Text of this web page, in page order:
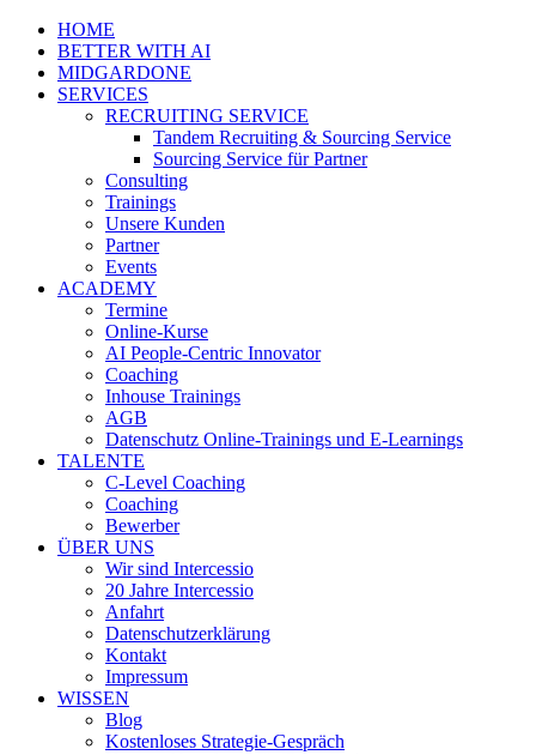
HOME
BETTER WITH AI
MIDGARDONE
SERVICES
RECRUITING SERVICE
Tandem Recruiting & Sourcing Service
Sourcing Service für Partner
Consulting
Trainings
Unsere Kunden
Partner
Events
ACADEMY
Termine
Online-Kurse
AI People-Centric Innovator
Coaching
Inhouse Trainings
AGB
Datenschutz Online-Trainings und E-Learnings
TALENTE
C-Level Coaching
Coaching
Bewerber
ÜBER UNS
Wir sind Intercessio
20 Jahre Intercessio
Anfahrt
Datenschutzerklärung
Kontakt
Impressum
WISSEN
Blog
Kostenloses Strategie-Gespräch